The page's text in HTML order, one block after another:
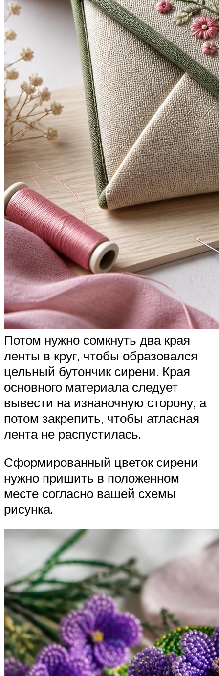
Потом нужно сомкнуть два края
ленты в круг, чтобы образовался
цельный бутончик сирени. Края
основного материала следует
вывести на изнаночную сторону, а
потом закрепить, чтобы атласная
лента не распустилась.
Сформированный цветок сирени
нужно пришить в положенном
месте согласно вашей схемы
рисунка.